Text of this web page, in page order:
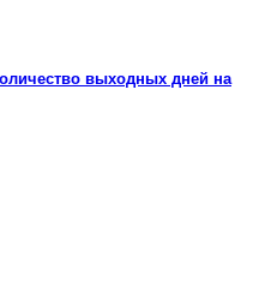
выходных дней на